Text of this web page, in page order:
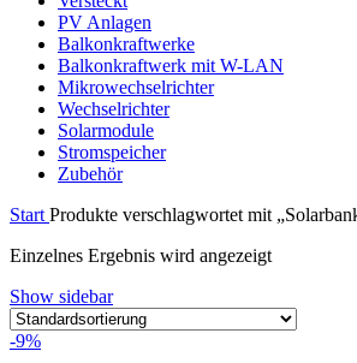
PV Anlagen
Balkonkraftwerke
Balkonkraftwerk mit W-LAN
Mikrowechselrichter
Wechselrichter
Solarmodule
Stromspeicher
Zubehör
Start Produkte verschlagwortet mit
Einzelnes Ergebnis wird angezeigt
Show sidebar
-9%